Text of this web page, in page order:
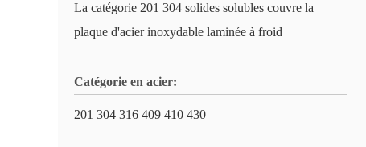
La catégorie 201 304 solides solubles couvre la
plaque d'acier inoxydable laminée à froid
Catégorie en acier:
201 304 316 409 410 430